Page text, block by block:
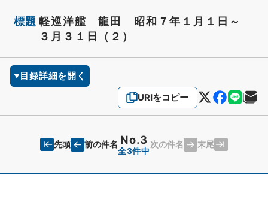
標題 軽巡洋艦 龍田 昭和７年１月１日～
３月３１日（２）
目録詳細を開く
URIをコピー
先頭 前の件名 No.3
全3件中
次の件名 末尾